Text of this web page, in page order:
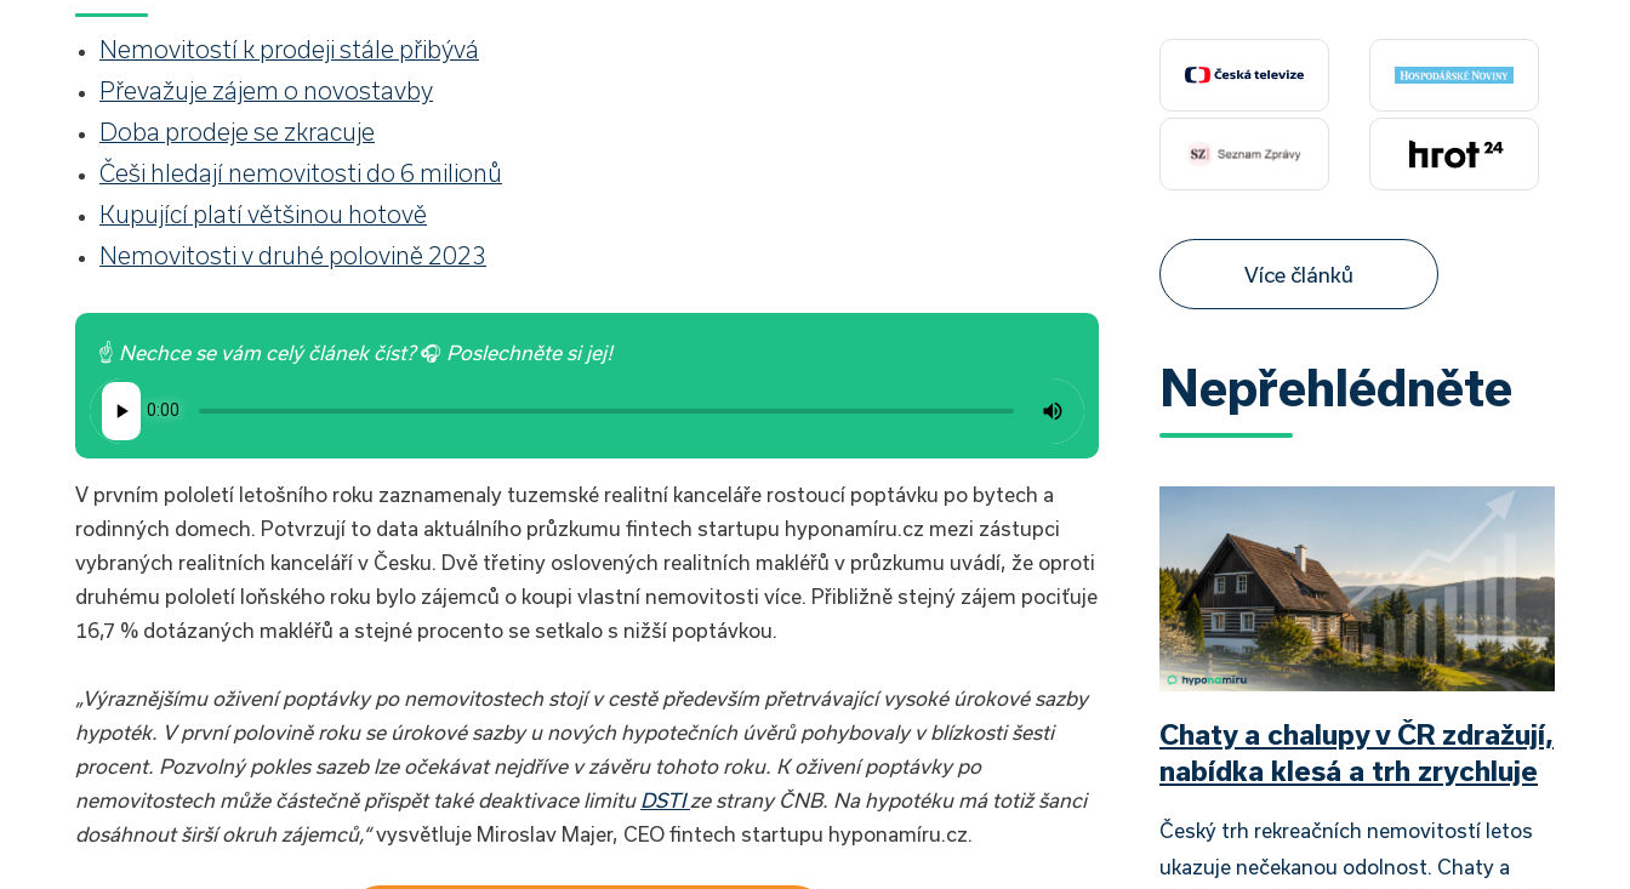
Nemovitostí k prodeji stále přibývá
Převažuje zájem o novostavby
Doba prodeje se zkracuje
Češi hledají nemovitosti do 6 milionů
Kupující platí většinou hotově
Nemovitosti v druhé polovině 2023
☝ Nechce se vám celý článek číst?🎧 Poslechněte si jej!
V prvním pololetí letošního roku zaznamenaly tuzemské realitní kanceláře rostoucí poptávku po bytech a
rodinných domech. Potvrzují to data aktuálního průzkumu fintech startupu hyponamíru.cz mezi zástupci
vybraných realitních kanceláří v Česku. Dvě třetiny oslovených realitních makléřů v průzkumu uvádí, že oproti
druhému pololetí loňského roku bylo zájemců o koupi vlastní nemovitosti více. Přibližně stejný zájem pociťuje
16,7 % dotázaných makléřů a stejné procento se setkalo s nižší poptávkou.
„Výraznějšímu oživení poptávky po nemovitostech stojí v cestě především přetrvávající vysoké úrokové sazby
hypoték. V první polovině roku se úrokové sazby u nových hypotečních úvěrů pohybovaly v blízkosti šesti
procent. Pozvolný pokles sazeb lze očekávat nejdříve v závěru tohoto roku. K oživení poptávky po
nemovitostech může částečně přispět také deaktivace limitu DSTI ze strany ČNB. Na hypotéku má totiž šanci
dosáhnout širší okruh zájemců,“vysvětluje Miroslav Majer, CEO fintech startupu hyponamíru.cz.
Více článků
Nepřehlédněte
Chaty a chalupy v ČR zdražují,
nabídka klesá a trh zrychluje
Český trh rekreačních nemovitostí letos
ukazuje nečekanou odolnost. Chaty a